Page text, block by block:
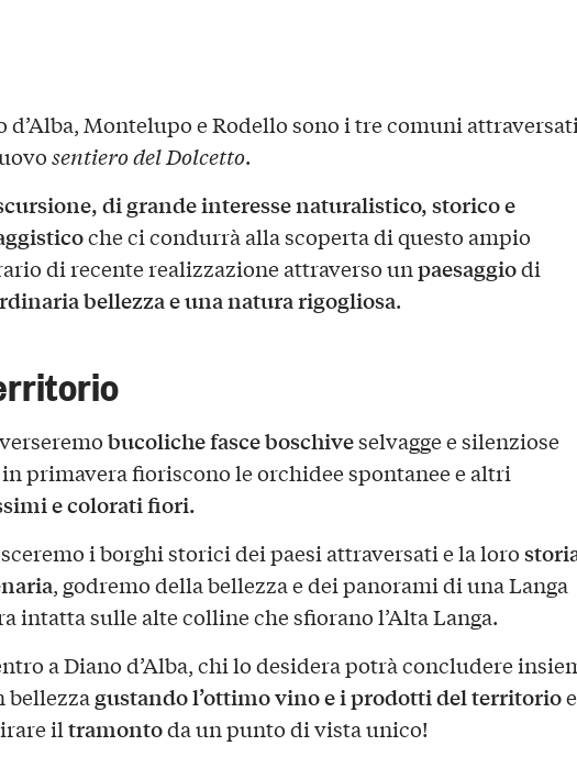
d’Alba, Montelupo e Rodello sono i tre comuni attraversati
sentiero del Dolcetto.
di grande interesse naturalistico, storico e
che ci condurrà alla scoperta di questo ampio
di recente realizzazione attraverso unpaesaggiodi
bellezza e una natura rigogliosa.
bucoliche fasce boschiveselvagge e silenziose
primavera fioriscono le orchidee spontanee e altri
e colorati fiori.
i borghi storici dei paesi attraversati e la loro
, godremo della bellezza e dei panorami di una Langa
intatta sulle alte colline che sfiorano l’Alta Langa.
a Diano d’Alba, chi lo desidera potrà concludere
bellezza gustando l’ottimo vino e i prodotti del territorioe
iltramontoda un punto di vista unico!